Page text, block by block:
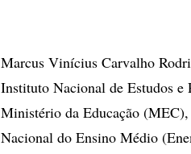
Marcus Vinícius Carvalho
Instituto Nacional de Estudos e
Ministério da Educação
Nacional do Ensino Médio